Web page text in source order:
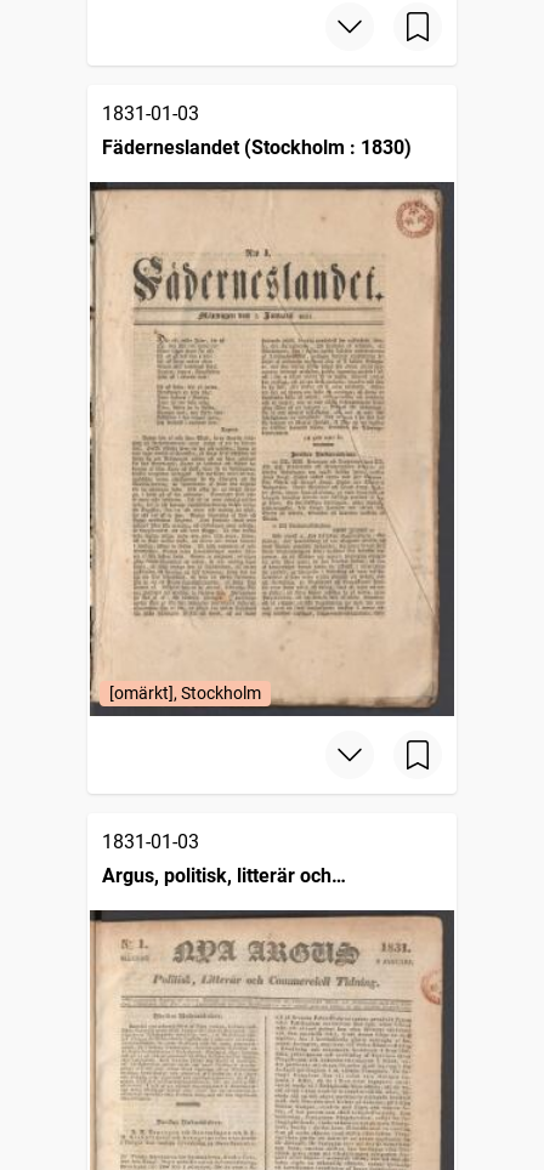
1831-01-03
Fäderneslandet (Stockholm : 1830)
[omärkt], Stockholm
1831-01-03
Argus, politisk, litterär och